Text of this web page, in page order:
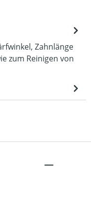
Zahnlänge
zum Reinigen von